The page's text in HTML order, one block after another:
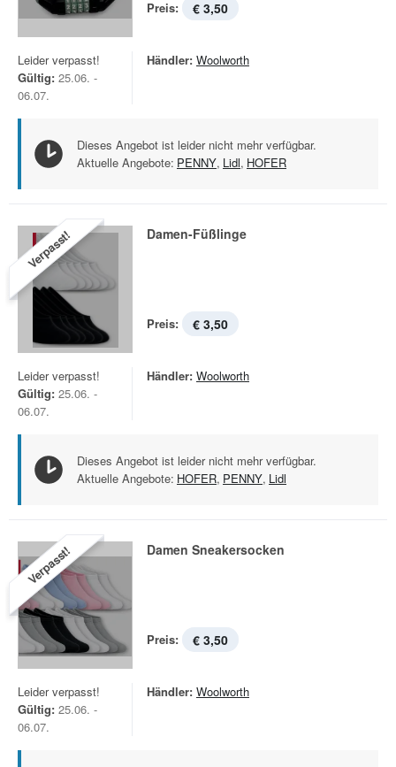
Preis: € 3,50
Leider verpasst!
Gültig: 25.06. -
06.07.
Händler: Woolworth
Dieses Angebot ist leider nicht mehr verfügbar.
Aktuelle Angebote: PENNY, Lidl, HOFER
Verpasst! Damen-Füßlinge
Preis: € 3,50
Leider verpasst!
Gültig: 25.06. -
06.07.
Händler: Woolworth
Dieses Angebot ist leider nicht mehr verfügbar.
Aktuelle Angebote: HOFER, PENNY, Lidl
Verpasst! Damen Sneakersocken
Preis: € 3,50
Leider verpasst!
Gültig: 25.06. -
06.07.
Händler: Woolworth